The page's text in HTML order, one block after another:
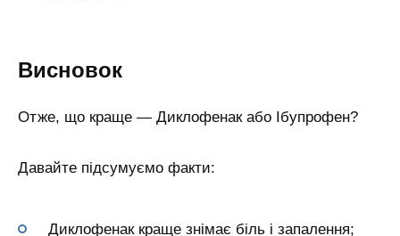
Висновок
Отже, що краще — Диклофенак або Ібупрофен?
Давайте підсумуємо факти:
Диклофенак краще знімає біль і запалення;